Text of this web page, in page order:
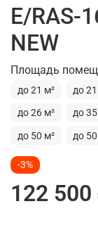
E/RAS-
NEW
Площадь
до 21 м² до
до 26 м² до
до 50 м² до
-3%
122